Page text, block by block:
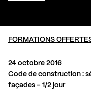
FORMATIONS
24 octobre 2016
Code de construction :
façades – 1/2 jour